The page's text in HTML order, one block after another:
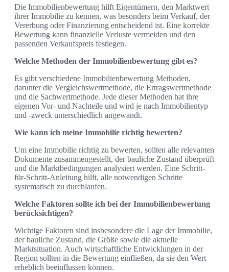
Die Immobilienbewertung hilft Eigentümern, den Marktwert
ihrer Immobilie zu kennen, was besonders beim Verkauf, der
Vererbung oder Finanzierung entscheidend ist. Eine korrekte
Bewertung kann finanzielle Verluste vermeiden und den
passenden Verkaufspreis festlegen.
Welche Methoden der Immobilienbewertung gibt es?
Es gibt verschiedene Immobilienbewertung Methoden,
darunter die Vergleichswertmethode, die Ertragswertmethode
und die Sachwertmethode. Jede dieser Methoden hat ihre
eigenen Vor- und Nachteile und wird je nach Immobilientyp
und -zweck unterschiedlich angewandt.
Wie kann ich meine Immobilie richtig bewerten?
Um eine Immobilie richtig zu bewerten, sollten alle relevanten
Dokumente zusammengestellt, der bauliche Zustand überprüft
und die Marktbedingungen analysiert werden. Eine Schritt-
für-Schritt-Anleitung hilft, alle notwendigen Schritte
systematisch zu durchlaufen.
Welche Faktoren sollte ich bei der Immobilienbewertung
berücksichtigen?
Wichtige Faktoren sind insbesondere die Lage der Immobilie,
der bauliche Zustand, die Größe sowie die aktuelle
Marktsituation. Auch wirtschaftliche Entwicklungen in der
Region sollten in die Bewertung einfließen, da sie den Wert
erheblich beeinflussen können.